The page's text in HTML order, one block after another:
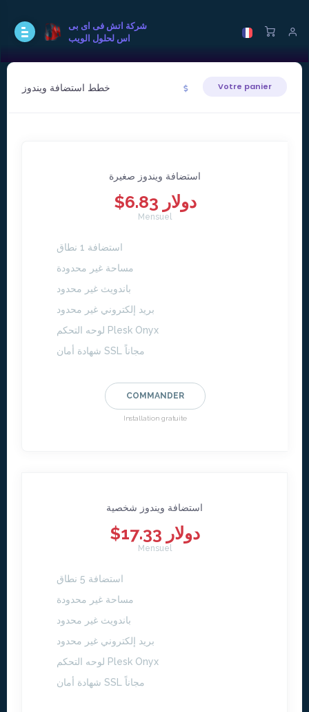
شركة اتش فى اى بى
اس لحلول الويب
خطط استضافة ويندوز Votre panier
استضافة ويندوز صغيرة
$6.83 دولار
Mensuel
استضافة 1 نطاق
مساحة غير محدودة
باندويث غير محدود
بريد إلكتروني غير محدود
لوحه التحكم Plesk Onyx
شهادة أمان SSL مجاناً
COMMANDER
Installation gratuite
استضافة ويندوز شخصية
$17.33 دولار
Mensuel
استضافة 5 نطاق
مساحة غير محدودة
باندويث غير محدود
بريد إلكتروني غير محدود
لوحه التحكم Plesk Onyx
شهادة أمان SSL مجاناً